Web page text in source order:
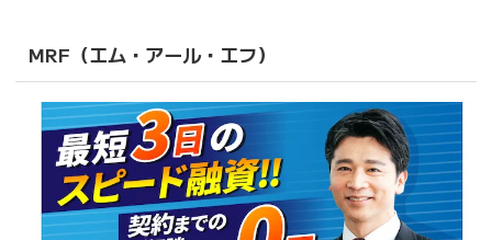
MRF（エム・アール・エフ）